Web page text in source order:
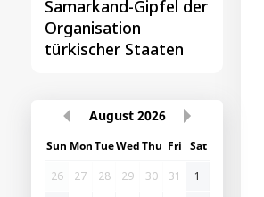
Samarkand-Gipfel der
Organisation
türkischer Staaten
August 2026
Sun MonTueWedThu Fri Sat
26
27 28 29 30 31
1